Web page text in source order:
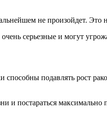
не произойдет. Это
серьезные и могут
способны подавлять рост
и постараться